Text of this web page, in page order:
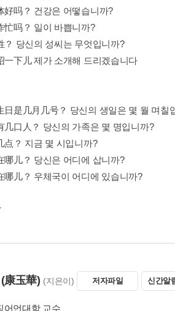
好吗？ 건강은 어떻습니까?
忙吗？ 일이 바쁩니까?
？ 당신의 성씨는 무엇입니까?
一下儿 제가 소개해 드리겠습니다
日是几月几号？ 당신의 생일은 몇 월 며칠
几口人？ 당신의 가족은 몇 명입니까?
点？ 지금 몇 시입니까?
哪儿？ 당신은 어디에 삽니까?
哪儿？ 우체국이 어디에 있습니까?
玉華) (지은이) 저자파일 신간알
어언대학 교수